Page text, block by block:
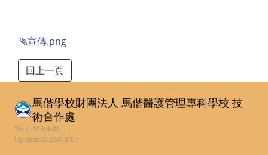
宣傳.png
馬偕學校財團法人 馬偕醫護管理專科學校技
術合作處
Visits:958488
Update:2026/08/07